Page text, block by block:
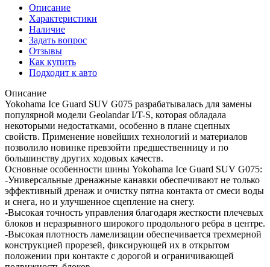
Описание
Характеристики
Наличие
Задать вопрос
Отзывы
Как купить
Подходит к авто
Описание
Yokohama Ice Guard SUV G075 разрабатывалась для замены
популярной модели Geolandar I/T-S, которая обладала
некоторыми недостатками, особенно в плане сцепных
свойств. Применение новейших технологий и материалов
позволило новинке превзойти предшественницу и по
большинству других ходовых качеств.
Основные особенности шины Yokohama Ice Guard SUV G075:
-Универсальные дренажные канавки обеспечивают не только
эффективный дренаж и очистку пятна контакта от смеси воды
и снега, но и улучшенное сцепление на снегу.
-Высокая точность управления благодаря жесткости плечевых
блоков и неразрывного широкого продольного ребра в центре.
-Высокая плотность ламелизации обеспечивается трехмерной
конструкцией прорезей, фиксирующей их в открытом
положении при контакте с дорогой и ограничивающей